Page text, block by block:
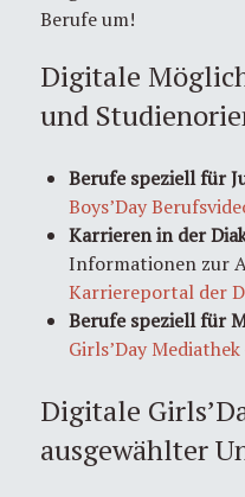
Berufe um!
Digitale
und
Berufe speziell für
Boys’Day
Karrieren in der
Informationen zur
Karriereportal der
Berufe speziell für
Girls’Day
Digitale
ausgewählter